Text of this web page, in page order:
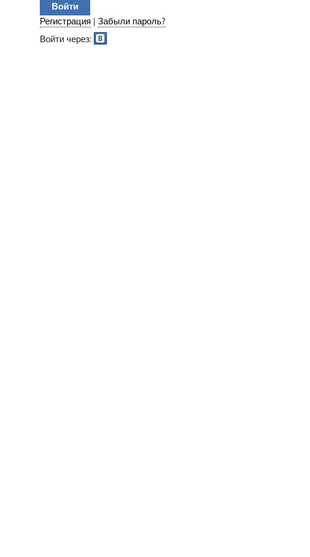
Регистрация | Забыли пароль?
Войти через: